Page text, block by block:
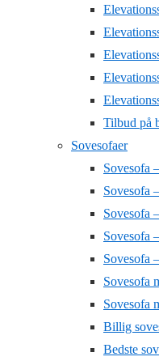
Tilbud på
Sovesofaer
Sovesofa
Sovesofa
Sovesofa
Sovesofa
Sovesofa
Sovesofa
Sovesofa
Billig
Bedste